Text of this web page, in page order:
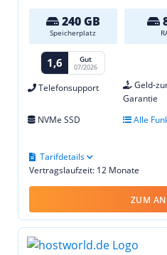
240 GB
Speicherplatz
1,6 Gut
07/2026
Telefonsupport
Geld-
Garantie
NVMe SSD Alle
Vertragslaufzeit: 12 Monate
Tarifdetails
ZUM